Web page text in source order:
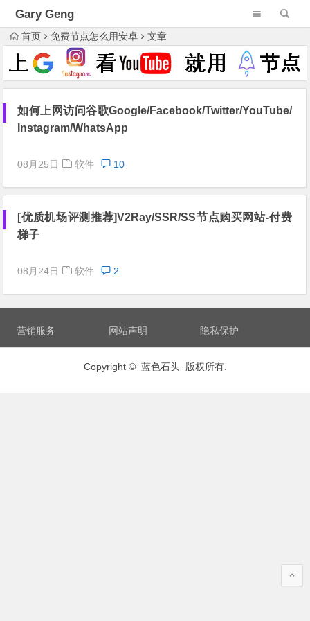
Gary Geng
首页 免费节点怎么用安卓 文章
如何上网访问谷歌Google/Facebook/Twitter/YouTube/
Instagram/WhatsApp
08月25日 软件 10
[优质机场评测推荐]V2Ray/SSR/SS节点购买网站-付费
梯子
08月24日 软件 2
营销服务 网站声明 隐私保护
Copyright © 蓝色石头 版权所有.